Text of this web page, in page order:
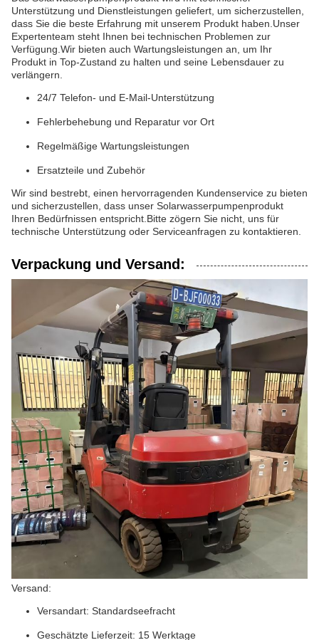
Unterstützung und Dienstleistungen geliefert, um sicherzustellen,
dass Sie die beste Erfahrung mit unserem Produkt haben.Unser
Expertenteam steht Ihnen bei technischen Problemen zur
Verfügung.Wir bieten auch Wartungsleistungen an, um Ihr
Produkt in Top-Zustand zu halten und seine Lebensdauer zu
verlängern.
24/7 Telefon- und E-Mail-Unterstützung
Fehlerbehebung und Reparatur vor Ort
Regelmäßige Wartungsleistungen
Ersatzteile und Zubehör
Wir sind bestrebt, einen hervorragenden Kundenservice zu bieten
und sicherzustellen, dass unser Solarwasserpumpenprodukt
Ihren Bedürfnissen entspricht.Bitte zögern Sie nicht, uns für
technische Unterstützung oder Serviceanfragen zu kontaktieren.
Verpackung und Versand:
Versand:
Versandart: Standardseefracht
Geschätzte Lieferzeit: 15 Werktage